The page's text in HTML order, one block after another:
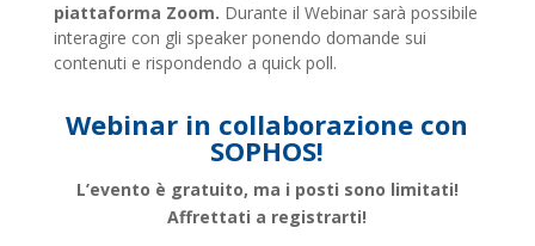
piattaforma Zoom. Durante il Webinar sarà possibile
interagire con gli speaker ponendo domande sui
contenuti e rispondendo a quick poll.
Webinar in collaborazione con
SOPHOS!
L’evento è gratuito, ma i posti sono limitati!
Affrettati a registrarti!